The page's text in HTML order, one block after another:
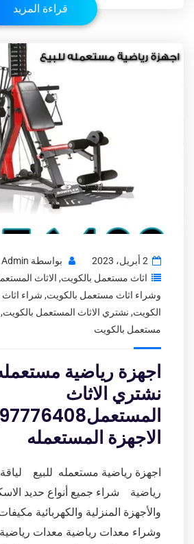
قراءة المزيد
2 أبريل، 2023 بواسطة Admin
اثاث مستعمل بالكويت, الاثاث
وشراء اثاث مستعمل بالكويت, شراء
الكويت, نشتري الاثاث المستعمل بالكويت,
مستعمل بالكويت
اجهزة رياضية
نشتري الاثاث
الاجهزة المستعمله
اجهزة رياضية مستعمله للبيع
رياضية شراء جميع أنواع حديد
والأجهزة المنزلية والكهربائية
وشراء معدات رياضية معدات رياضية